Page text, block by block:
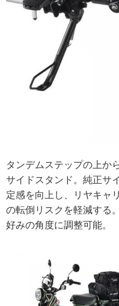
タンデムステップの上か
サイドスタンド。純正サ
定感を向上し、リヤキャ
の転倒リスクを軽減する
好みの角度に調整可能。